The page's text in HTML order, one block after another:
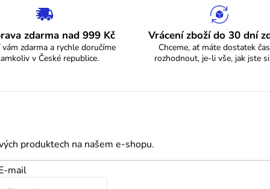
i
s
u
zdarma nad 999 Kč
vám zdarma a rychle doručíme
v České republice.
Vrácení zboží do 30 dní
Chceme, ať máte dostatek
rozhodnout, je-li vše, jak jste
produktech na našem e-shopu.
mail